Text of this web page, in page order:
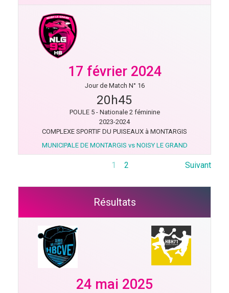
17 février 2024
Jour de Match N° 16
20h45
POULE 5 - Nationale 2 féminine
2023-2024
COMPLEXE SPORTIF DU PUISEAUX à MONTARGIS
MUNICIPALE DE MONTARGIS vs NOISY LE GRAND
1 2 Suivant
Résultats
24 mai 2025